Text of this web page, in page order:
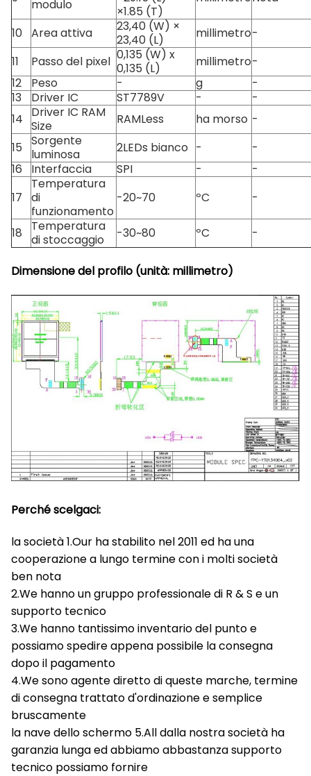
modulo
×1.85 (T)
10 Area attiva
23,40 (W) ×
23,40 (L)
millimetro-
11
Passo del pixel 0,135 (W) x
0,135 (L)
millimetro-
12
Peso - g
-
13
Driver IC ST7789V -
-
14
Driver IC RAM
Size
RAMLess ha morso -
15
Sorgente
luminosa
2LEDs bianco -
-
16
Interfaccia SPI -
-
17
Temperatura
di
funzionamento
-20~70 ºC -
18
Temperatura
di stoccaggio
-30~80 ºC -
Dimensione del profilo (unità: millimetro)
Perché scelgaci:
la società 1.Our ha stabilito nel 2011 ed ha una
cooperazione a lungo termine con i molti società
ben nota
2.We hanno un gruppo professionale di R & S e un
supporto tecnico
3.We hanno tantissimo inventario del punto e
possiamo spedire appena possibile la consegna
dopo il pagamento
4.We sono agente diretto di queste marche, termine
di consegna trattato d'ordinazione e semplice
bruscamente
la nave dello schermo 5.All dalla nostra società ha
garanzia lunga ed abbiamo abbastanza supporto
tecnico possiamo fornire